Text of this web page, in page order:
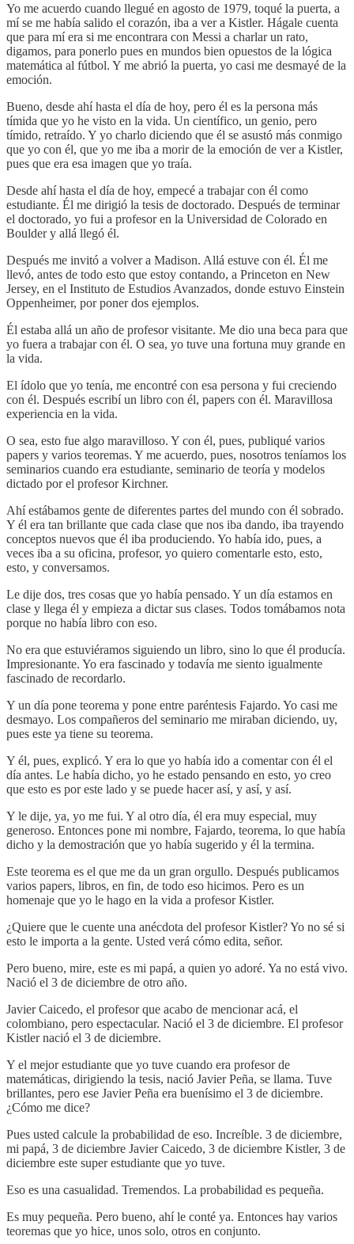
Yo me acuerdo cuando llegué en agosto de 1979, toqué la puerta, a
mí se me había salido el corazón, iba a ver a Kistler. Hágale cuenta
que para mí era si me encontrara con Messi a charlar un rato,
digamos, para ponerlo pues en mundos bien opuestos de la lógica
matemática al fútbol. Y me abrió la puerta, yo casi me desmayé de la
emoción.
Bueno, desde ahí hasta el día de hoy, pero él es la persona más
tímida que yo he visto en la vida. Un científico, un genio, pero
tímido, retraído. Y yo charlo diciendo que él se asustó más conmigo
que yo con él, que yo me iba a morir de la emoción de ver a Kistler,
pues que era esa imagen que yo traía.
Desde ahí hasta el día de hoy, empecé a trabajar con él como
estudiante. Él me dirigió la tesis de doctorado. Después de terminar
el doctorado, yo fui a profesor en la Universidad de Colorado en
Boulder y allá llegó él.
Después me invitó a volver a Madison. Allá estuve con él. Él me
llevó, antes de todo esto que estoy contando, a Princeton en New
Jersey, en el Instituto de Estudios Avanzados, donde estuvo Einstein
Oppenheimer, por poner dos ejemplos.
Él estaba allá un año de profesor visitante. Me dio una beca para que
yo fuera a trabajar con él. O sea, yo tuve una fortuna muy grande en
la vida.
El ídolo que yo tenía, me encontré con esa persona y fui creciendo
con él. Después escribí un libro con él, papers con él. Maravillosa
experiencia en la vida.
O sea, esto fue algo maravilloso. Y con él, pues, publiqué varios
papers y varios teoremas. Y me acuerdo, pues, nosotros teníamos los
seminarios cuando era estudiante, seminario de teoría y modelos
dictado por el profesor Kirchner.
Ahí estábamos gente de diferentes partes del mundo con él sobrado.
Y él era tan brillante que cada clase que nos iba dando, iba trayendo
conceptos nuevos que él iba produciendo. Yo había ido, pues, a
veces iba a su oficina, profesor, yo quiero comentarle esto, esto,
esto, y conversamos.
Le dije dos, tres cosas que yo había pensado. Y un día estamos en
clase y llega él y empieza a dictar sus clases. Todos tomábamos nota
porque no había libro con eso.
No era que estuviéramos siguiendo un libro, sino lo que él producía.
Impresionante. Yo era fascinado y todavía me siento igualmente
fascinado de recordarlo.
Y un día pone teorema y pone entre paréntesis Fajardo. Yo casi me
desmayo. Los compañeros del seminario me miraban diciendo, uy,
pues este ya tiene su teorema.
Y él, pues, explicó. Y era lo que yo había ido a comentar con él el
día antes. Le había dicho, yo he estado pensando en esto, yo creo
que esto es por este lado y se puede hacer así, y así, y así.
Y le dije, ya, yo me fui. Y al otro día, él era muy especial, muy
generoso. Entonces pone mi nombre, Fajardo, teorema, lo que había
dicho y la demostración que yo había sugerido y él la termina.
Este teorema es el que me da un gran orgullo. Después publicamos
varios papers, libros, en fin, de todo eso hicimos. Pero es un
homenaje que yo le hago en la vida a profesor Kistler.
¿Quiere que le cuente una anécdota del profesor Kistler? Yo no sé si
esto le importa a la gente. Usted verá cómo edita, señor.
Pero bueno, mire, este es mi papá, a quien yo adoré. Ya no está vivo.
Nació el 3 de diciembre de otro año.
Javier Caicedo, el profesor que acabo de mencionar acá, el
colombiano, pero espectacular. Nació el 3 de diciembre. El profesor
Kistler nació el 3 de diciembre.
Y el mejor estudiante que yo tuve cuando era profesor de
matemáticas, dirigiendo la tesis, nació Javier Peña, se llama. Tuve
brillantes, pero ese Javier Peña era buenísimo el 3 de diciembre.
¿Cómo me dice?
Pues usted calcule la probabilidad de eso. Increíble. 3 de diciembre,
mi papá, 3 de diciembre Javier Caicedo, 3 de diciembre Kistler, 3 de
diciembre este super estudiante que yo tuve.
Eso es una casualidad. Tremendos. La probabilidad es pequeña.
Es muy pequeña. Pero bueno, ahí le conté ya. Entonces hay varios
teoremas que yo hice, unos solo, otros en conjunto.